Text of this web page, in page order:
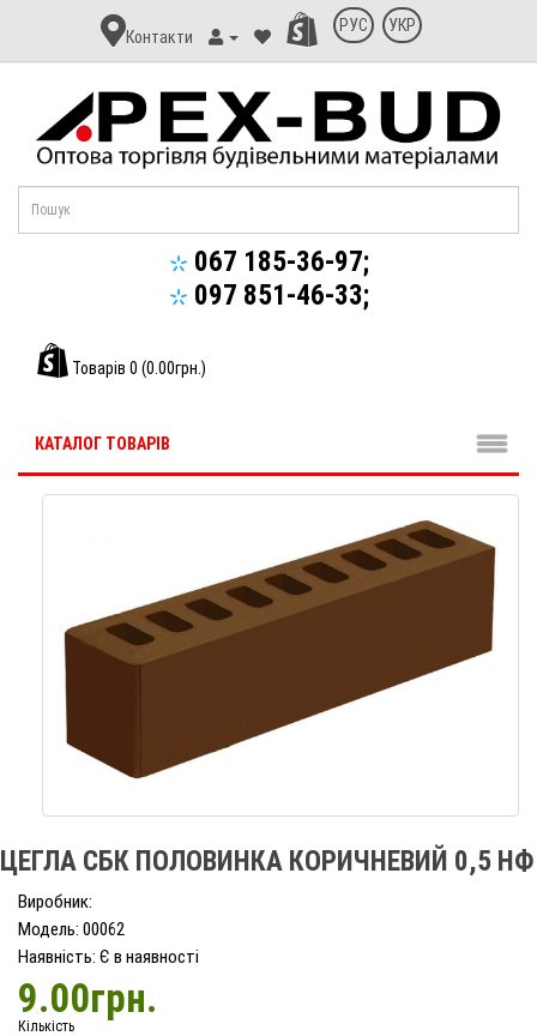
Контакт
Апекс-
Контакти
РУС УКР
067 185-36-97;
097 851-46-33;
Товарів 0 (0.00грн.)
КАТАЛОГ ТОВАРІВ
ЦЕГЛА СБК ПОЛОВИНКА КОРИЧНЕВИЙ 0,5 НФ
Виробник:
Модель: 00062
Наявність: Є в наявності
9.00грн.
Кількість